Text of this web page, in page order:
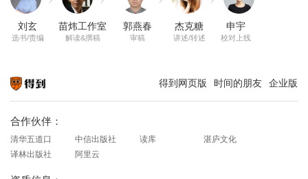
刘玄
选书/责编
苗炜工作室
解读&撰稿
郭燕春
审稿
杰克糖
讲述/转述
申宇
校对上线
得到网页版 时间的朋友 企业版
合作伙伴：
清华五道口 中信出版社 读库
湛庐文化
译林出版社
阿里云